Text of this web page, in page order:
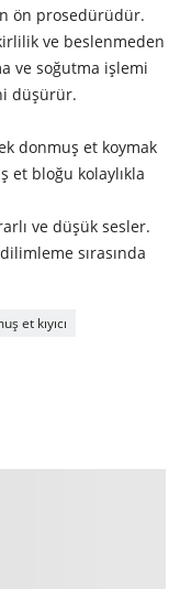
ön prosedürüdür.
ve beslenmeden
ve soğutma işlemi
düşürür.
donmuş et koymak
et bloğu kolaylıkla
ve düşük sesler.
sırasında
et kıyıcı